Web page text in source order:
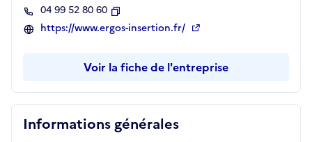
Informations générales
04 99 52 80 60
Copier
https://www.ergos-insertion.fr/
Voir la fiche de l'entreprise